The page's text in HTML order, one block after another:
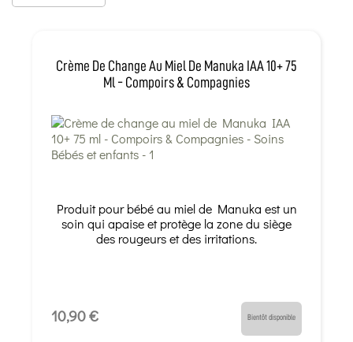
Crème De Change Au Miel De Manuka IAA 10+ 75
Ml - Compoirs & Compagnies
Produit pour bébé au miel de Manuka est un
soin qui apaise et protège la zone du siège
des rougeurs et des irritations.
10,90 € Bientôt disponible